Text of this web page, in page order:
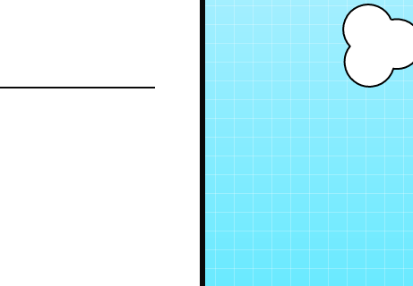
FC NEWS MOVIE